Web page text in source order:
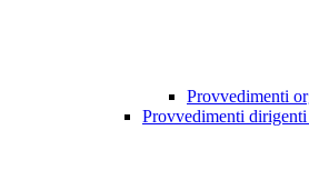
Provvedimenti
Provvedimenti